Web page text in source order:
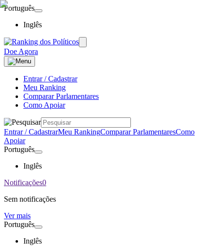
Português
Inglês
Doe Agora
Entrar / Cadastrar
Meu Ranking
Comparar Parlamentares
Como Apoiar
Entrar / CadastrarMeu RankingComparar ParlamentaresComo
Apoiar
Português
Inglês
Notificações0
Sem notificações
Ver mais
Português
Inglês